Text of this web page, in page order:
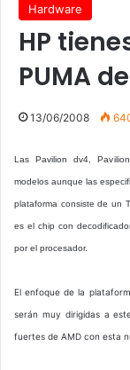
Hardware
HP
PUMA
13/06/2008
Las Pavilion dv4,
modelos aunque las
plataforma consiste de un
es el chip con
por el procesador.
El enfoque de la
serán muy dirigidas a
fuertes de AMD con esta